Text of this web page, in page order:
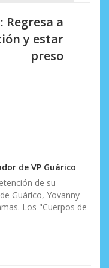
Regresa a
y estar
preso
de VP Guárico
de su
Guárico, Yovanny
Los "Cuerpos de